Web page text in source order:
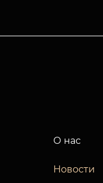
О нас
Новости